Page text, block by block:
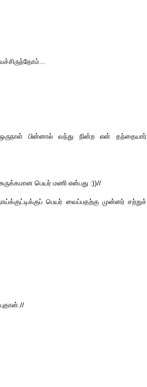
பின்னால் வந்து நின்ற என் தந்தையார்
பெயர் மணி என்பது :))//
பெயர் வைப்பதற்கு முன்னர் சற்றுச்